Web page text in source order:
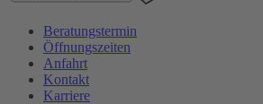
Inhalt
wechseln
Beratungstermin
Öffnungszeiten
Anfahrt
Kontakt
Karriere